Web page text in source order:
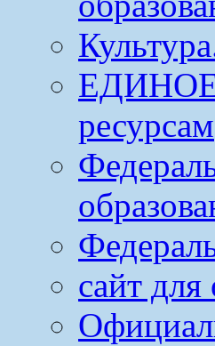
ЕДИНОЕ
ресурсам
сайт для